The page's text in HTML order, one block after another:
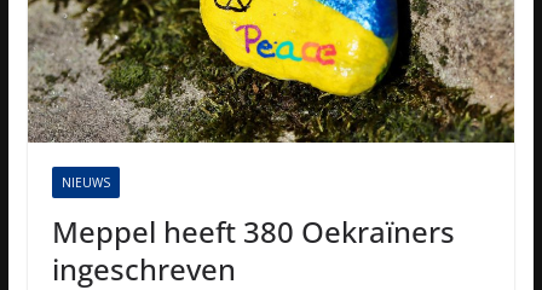
NIEUWS
Meppel heeft 380 Oekraïners
ingeschreven